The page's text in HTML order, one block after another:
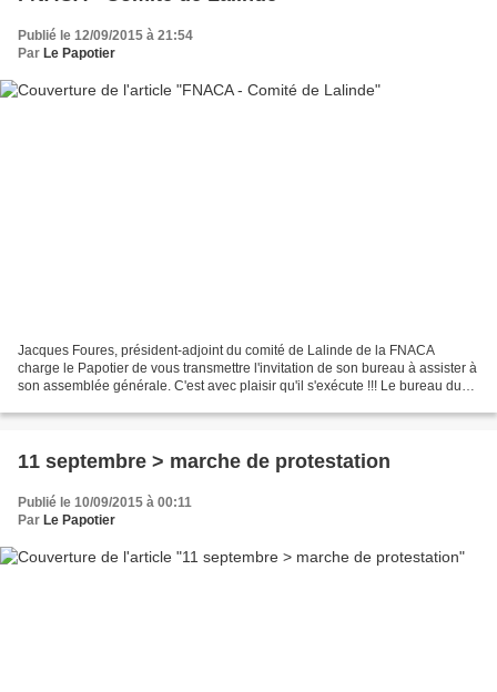
Publié le 12/09/2015 à 21:54
Par Le Papotier
Jacques Foures, président-adjoint du comité de Lalinde de la FNACA
charge le Papotier de vous transmettre l'invitation de son bureau à assister à
son assemblée générale. C'est avec plaisir qu'il s'exécute !!! Le bureau du
11 septembre > marche de protestation
Publié le 10/09/2015 à 00:11
Par Le Papotier